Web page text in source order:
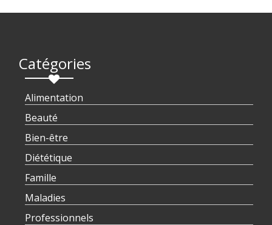
Catégories
Alimentation
Beauté
Bien-être
Diététique
Famille
Maladies
Professionnels